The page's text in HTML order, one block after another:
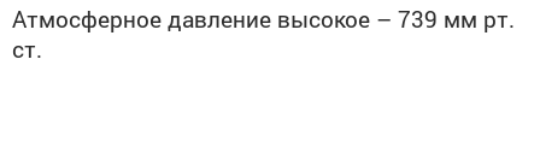
Атмосферное давление высокое – 739 мм рт.
ст.